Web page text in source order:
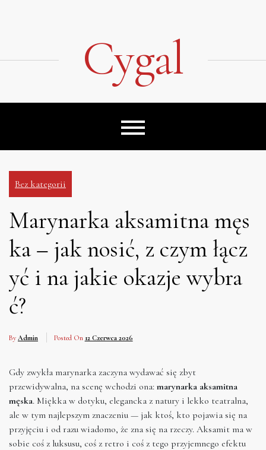
Cygal
Bez kategorii
Marynarka aksamitna męs
ka – jak nosić, z czym łącz
yć i na jakie okazje wybra
ć?
By Admin Posted On 12 Czerwca 2026
Gdy zwykła marynarka zaczyna wydawać się zbyt
przewidywalna, na scenę wchodzi ona: marynarka aksamitna
męska. Miękka w dotyku, elegancka z natury i lekko teatralna,
ale w tym najlepszym znaczeniu — jak ktoś, kto pojawia się na
przyjęciu i od razu wiadomo, że zna się na rzeczy. Aksamit ma w
sobie coś z luksusu, coś z retro i coś z tego przyjemnego efektu